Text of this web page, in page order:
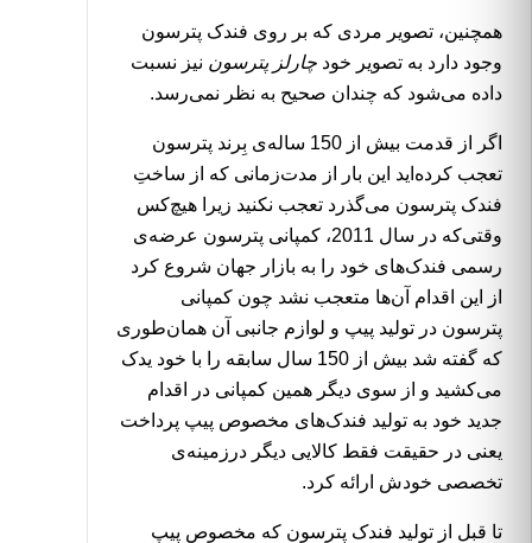
همچنین، تصویر مردی که بر روی فندک پترسون
وجود دارد به تصویر خود چارلز پترسون نیز نسبت
داده می‌شود که چندان صحیح به نظر نمی‌رسد.
اگر از قدمت بیش از 150 ساله‌ی بِرند پترسون
تعجب کرده‌اید این بار از مدت‌زمانی که از ساختِ
فندک پترسون می‌گذرد تعجب نکنید زیرا هیچ‌کس
وقتی‌که در سال 2011، کمپانی پترسون عرضه‌ی
رسمی فندک‌های خود را به بازار جهان شروع کرد
از این اقدام آن‌ها متعجب نشد چون کمپانی
پترسون در تولید پیپ و لوازم جانبی آن همان‌طوری
که گفته شد بیش از 150 سال سابقه را با خود یدک
می‌کشید و از سوی دیگر همین کمپانی در اقدام
جدید خود به تولید فندک‌های مخصوص پیپ پرداخت
یعنی در حقیقت فقط کالایی دیگر درزمینه‌ی
تخصصی خودش ارائه کرد.
تا قبل از تولید فندک پترسون که مخصوص پیپ